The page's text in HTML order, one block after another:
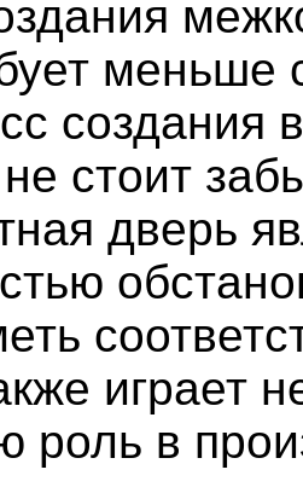
меньше
создания
стоит
дверь
играет
роль в